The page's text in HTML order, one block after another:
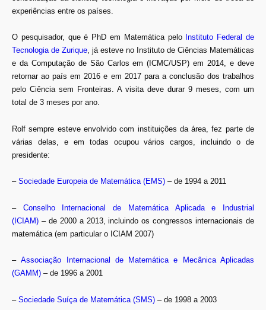
experiências entre os países.
O pesquisador, que é PhD em Matemática pelo Instituto Federal de
Tecnologia de Zurique, já esteve no Instituto de Ciências Matemáticas
e da Computação de São Carlos em (ICMC/USP) em 2014, e deve
retornar ao país em 2016 e em 2017 para a conclusão dos trabalhos
pelo Ciência sem Fronteiras. A visita deve durar 9 meses, com um
total de 3 meses por ano.
Rolf sempre esteve envolvido com instituições da área, fez parte de
várias delas, e em todas ocupou vários cargos, incluindo o de
presidente:
– Sociedade Europeia de Matemática (EMS) – de 1994 a 2011
– Conselho Internacional de Matemática Aplicada e Industrial
(ICIAM) – de 2000 a 2013, incluindo os congressos internacionais de
matemática (em particular o ICIAM 2007)
–Associação Internacional de Matemática e Mecânica Aplicadas
(GAMM) – de 1996 a 2001
– Sociedade Suíça de Matemática (SMS) – de 1998 a 2003